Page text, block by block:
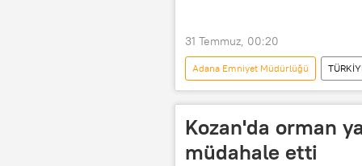
31 Temmuz, 00:20
Adana Emniyet Müdürlüğü
Adana Barosu
Adana Valiliği
Kozan'da orman
müdahale etti